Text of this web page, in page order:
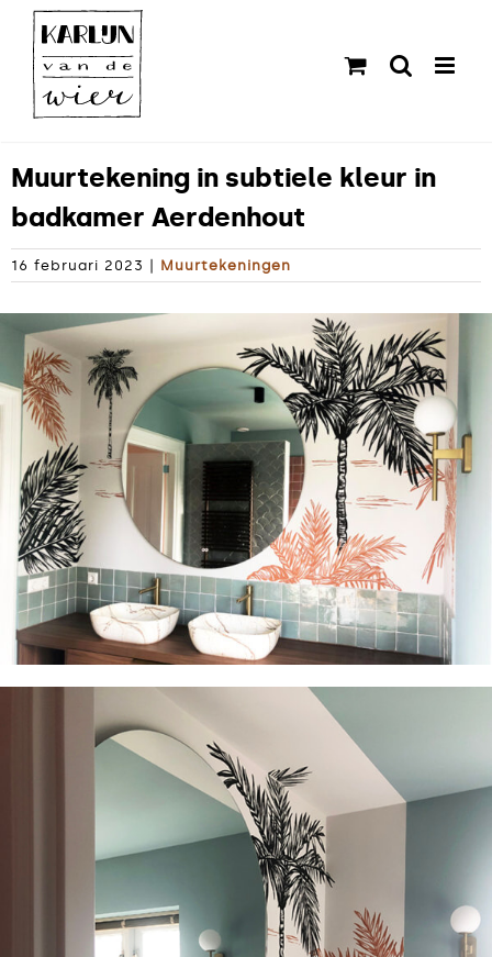
naar
inhoud
Muurtekening in subtiele kleur in
badkamer Aerdenhout
16 februari 2023 Muurtekeningen